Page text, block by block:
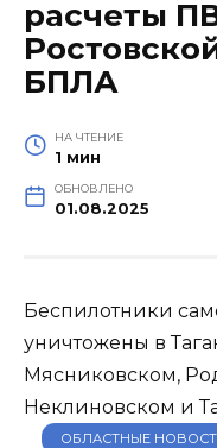
расчеты
БПЛА
НА ЧТЕНИЕ
1 мин
ОБНОВЛЕНО
01.08.2025
Беспилотники
уничтожены в
Мясниковском,
Неклиновском и
ОБЛАСТНЫЕ